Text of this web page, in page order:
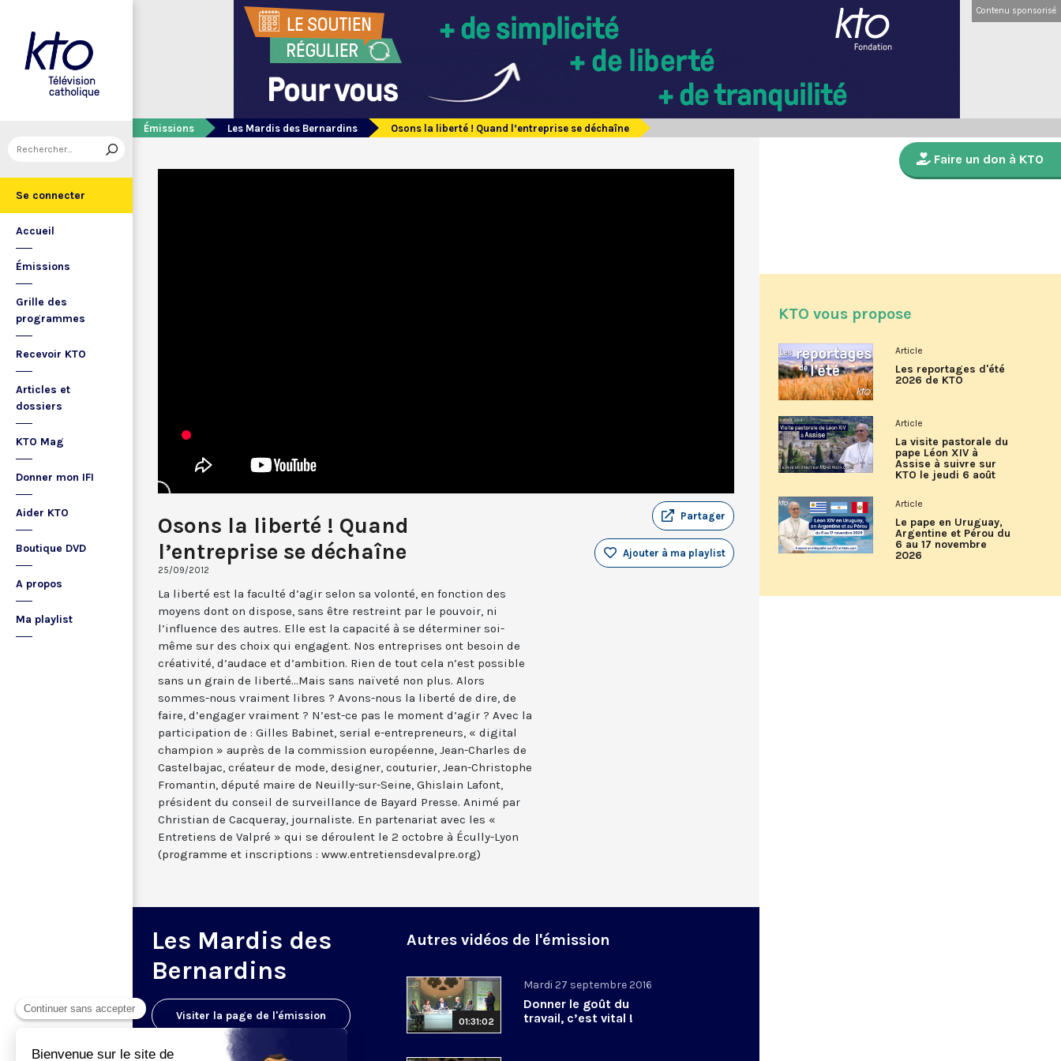
Se connecter
Accueil
Émissions
Grille des
programmes
Recevoir KTO
Articles et
dossiers
KTO Mag
Donner mon IFI
Aider KTO
Boutique DVD
A propos
Ma playlist
Contenu sponsorisé
Émissions Les Mardis des Bernardins Osons la liberté ! Quand l’entreprise se déchaîne
Osons la liberté ! Quand
l’entreprise se déchaîne
25/09/2012
Partager
Ajouter à ma playlist
La liberté est la faculté d’agir selon sa volonté, en fonction des
moyens dont on dispose, sans être restreint par le pouvoir, ni
l’influence des autres. Elle est la capacité à se déterminer soi-
même sur des choix qui engagent. Nos entreprises ont besoin de
créativité, d’audace et d’ambition. Rien de tout cela n’est possible
sans un grain de liberté...Mais sans naïveté non plus. Alors
sommes-nous vraiment libres ? Avons-nous la liberté de dire, de
faire, d’engager vraiment ? N’est-ce pas le moment d’agir ? Avec la
participation de : Gilles Babinet, serial e-entrepreneurs, « digital
champion » auprès de la commission européenne, Jean-Charles de
Castelbajac, créateur de mode, designer, couturier, Jean-Christophe
Fromantin, député maire de Neuilly-sur-Seine, Ghislain Lafont,
président du conseil de surveillance de Bayard Presse. Animé par
Christian de Cacqueray, journaliste. En partenariat avec les «
Entretiens de Valpré » qui se déroulent le 2 octobre à Écully-Lyon
(programme et inscriptions : www.entretiensdevalpre.org)
Les Mardis des
Bernardins
Visiter la page de l'émission
Autres vidéos de l'émission
01:31:02
Mardi 27 septembre 2016
Donner le goût du
travail, c’est vital !
Faire un don à KTO
KTO vous propose
Article
Les reportages d'été
2026 de KTO
Article
La visite pastorale du
pape Léon XIV à
Assise à suivre sur
KTO le jeudi 6 août
Article
Le pape en Uruguay,
Argentine et Pérou du
6 au 17 novembre
2026